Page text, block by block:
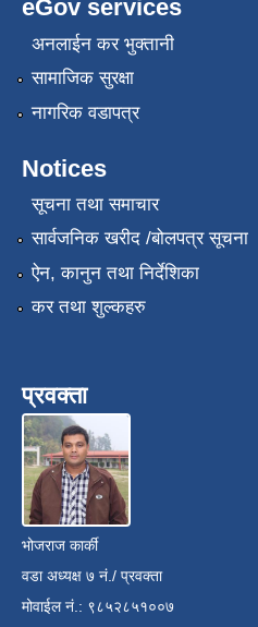
eGov services
अनलाईन कर भुक्तानी
सामाजिक सुरक्षा
नागरिक वडापत्र
Notices
सूचना तथा समाचार
सार्वजनिक खरीद /बोलपत्र सूचना
ऐन, कानुन तथा निर्देशिका
कर तथा शुल्कहरु
प्रवक्ता
भोजराज कार्की
वडा अध्यक्ष ७ नं./ प्रवक्ता
मोवाईल नं.: ९८५२८५१००७